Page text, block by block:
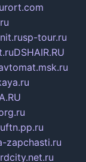
sp-tour.ru
DSHAIR.RU
ftn.pp.ru
zapchasti.ru